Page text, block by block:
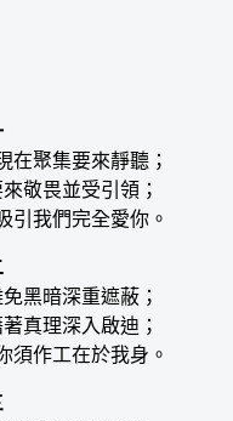
在聚集要來靜聽；
敬畏並受引領；
引我們完全愛你。
黑暗深重遮蔽；
真理深入啟迪；
須作工在於我身。